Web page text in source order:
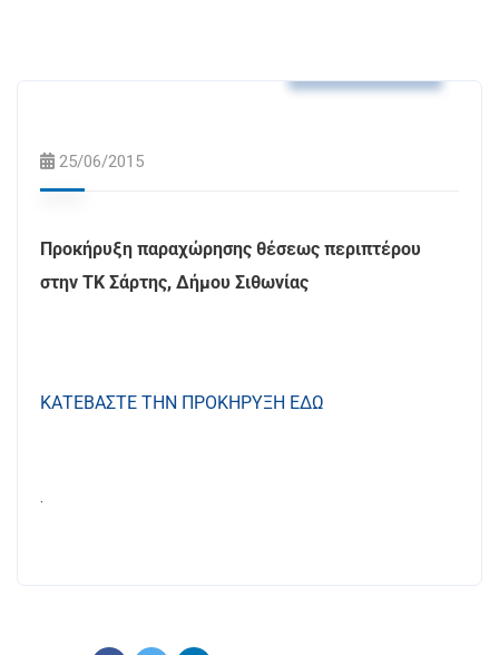
25/06/2015
Προκήρυξη παραχώρησης θέσεως περιπτέρου
στην ΤΚ Σάρτης, Δήμου Σιθωνίας
ΚΑΤΕΒΑΣΤΕ ΤΗΝ ΠΡΟΚΗΡΥΞΗ ΕΔΩ
.